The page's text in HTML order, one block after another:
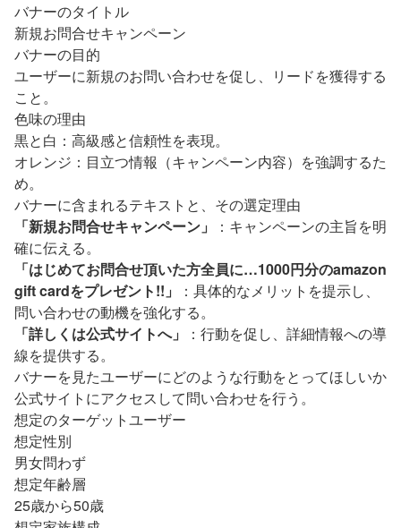
バナーのタイトル
新規お問合せキャンペーン
バナーの目的
ユーザーに新規のお問い合わせを促し、リードを獲得する
こと。
色味の理由
黒と白：高級感と信頼性を表現。
オレンジ：目立つ情報（キャンペーン内容）を強調するた
め。
バナーに含まれるテキストと、その選定理由
「新規お問合せキャンペーン」
：キャンペーンの主旨を明
確に伝える。
「はじめてお問合せ頂いた方全員に…1000円分のamazon
gift cardをプレゼント!!」
：具体的なメリットを提示し、
問い合わせの動機を強化する。
「詳しくは公式サイトへ」
：行動を促し、詳細情報への導
線を提供する。
バナーを見たユーザーにどのような行動をとってほしいか
公式サイトにアクセスして問い合わせを行う。
想定のターゲットユーザー
想定性別
男女問わず
想定年齢層
25歳から50歳